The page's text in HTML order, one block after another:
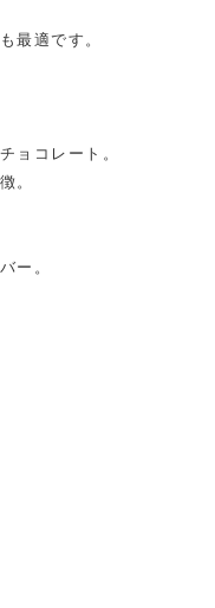
最適です。
ョコレート。
。
ー。